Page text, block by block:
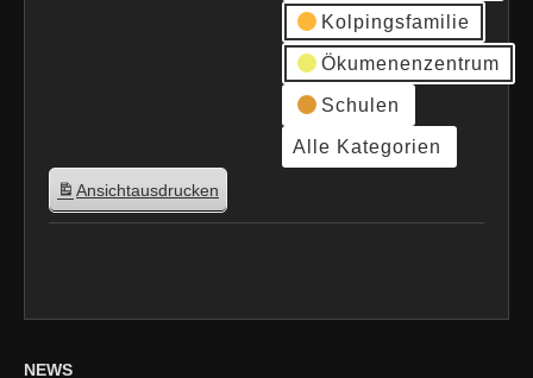
Kolpingsfamilie
Ökumenenzentrum
Schulen
Alle Kategorien
Ansichtausdrucken
NEWS